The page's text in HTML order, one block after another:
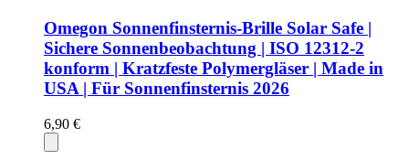
Omegon Sonnenfinsternis-Brille Solar Safe |
Sichere Sonnenbeobachtung | ISO 12312-2
konform | Kratzfeste Polymergläser | Made in
USA | Für Sonnenfinsternis 2026
6,90 €